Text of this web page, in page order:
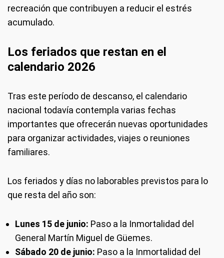
recreación que contribuyen a reducir el estrés
acumulado.
Los feriados que restan en el
calendario 2026
Tras este período de descanso, el calendario
nacional todavía contempla varias fechas
importantes que ofrecerán nuevas oportunidades
para organizar actividades, viajes o reuniones
familiares.
Los feriados y días no laborables previstos para lo
que resta del año son:
Lunes 15 de junio: Paso a la Inmortalidad del
General Martín Miguel de Güemes.
Sábado 20 de junio: Paso a la Inmortalidad del